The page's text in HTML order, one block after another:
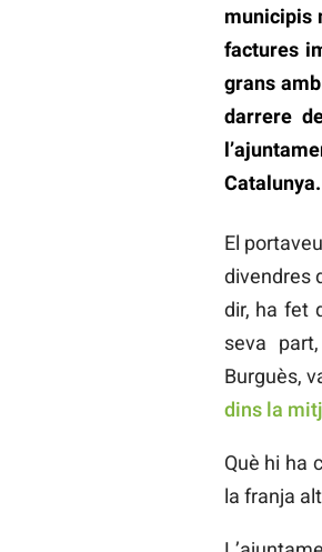
municipis
factures
grans
darrere
Catalunya.
El
divendres
dir, ha fet
seva
Burguès,
dins la
Què hi ha
la franja